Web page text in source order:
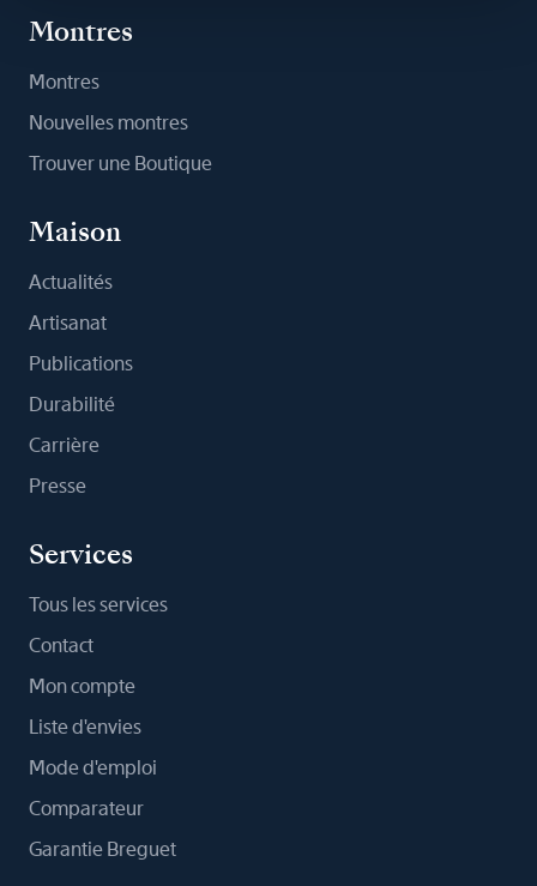
Montres
Montres
Nouvelles montres
Trouver une Boutique
Maison
Actualités
Artisanat
Publications
Durabilité
Carrière
Presse
Services
Tous les services
Contact
Mon compte
Liste d'envies
Mode d'emploi
Comparateur
Garantie Breguet